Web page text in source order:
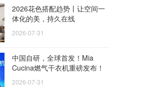
2026花色搭配趋势丨让空间一
体化的美，持久在线
2026-07-31
中国自研，全球首发！Mia
Cucina燃气干衣机重磅发布！
2026-07-31